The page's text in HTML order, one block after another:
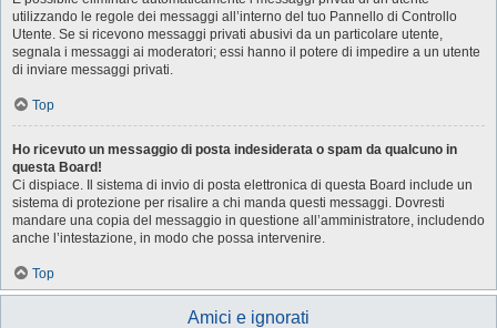
utilizzando le regole dei messaggi all’interno del tuo Pannello di Controllo
Utente. Se si ricevono messaggi privati ​​abusivi da un particolare utente,
segnala i messaggi ai moderatori; essi hanno il potere di impedire a un utente
di inviare messaggi privati​​.
Top
Ho ricevuto un messaggio di posta indesiderata o spam da qualcuno in
questa Board!
Ci dispiace. Il sistema di invio di posta elettronica di questa Board include un
sistema di protezione per risalire a chi manda questi messaggi. Dovresti
mandare una copia del messaggio in questione all’amministratore, includendo
anche l’intestazione, in modo che possa intervenire.
Top
Amici e ignorati